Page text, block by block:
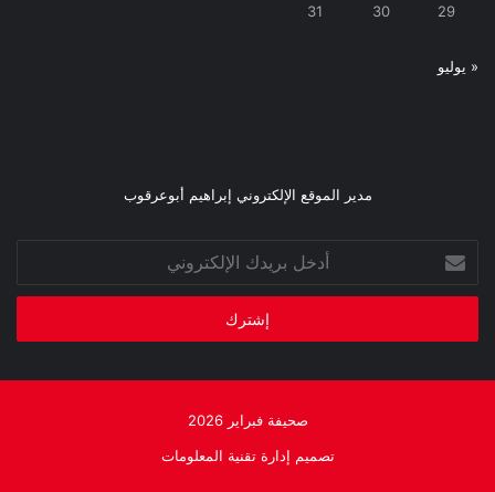
29
30
31
« يوليو
مدير الموقع الإلكتروني إبراهيم أبوعرقوب
بريدك
الإلكتروني
صحيفة فبراير 2026
تصميم إدارة تقنية المعلومات